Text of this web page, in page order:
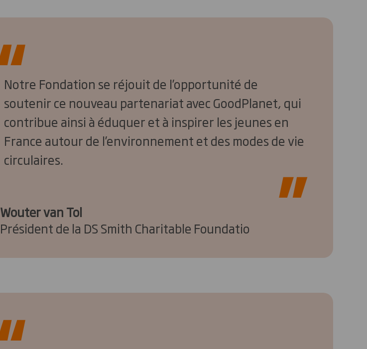
Notre Fondation se réjouit de l’opportunité de
soutenir ce nouveau partenariat avec GoodPlanet, qui
contribue ainsi à éduquer et à inspirer les jeunes en
France autour de l’environnement et des modes de vie
circulaires.
Wouter van Tol
Président de la DS Smith Charitable Foundatio